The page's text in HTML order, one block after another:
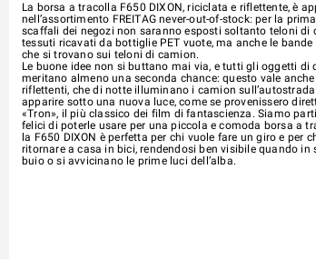
La borsa a tracolla F650 DIXON, riciclata e riflettente, è
nell’assortimento FREITAG never-out-of-stock: per la
scaffali dei negozi non saranno esposti soltanto teloni di
tessuti ricavati da bottiglie PET vuote, ma anche le
che si trovano sui teloni di camion.
Le buone idee non si buttano mai via, e tutti gli oggetti di
meritano almeno una seconda chance: questo vale
riflettenti, che di notte illuminano i camion
apparire sotto una nuova luce, come se provenissero
«Tron», il più classico dei film di fantascienza. Siamo
felici di poterle usare per una piccola e comoda borsa a
la F650 DIXON è perfetta per chi vuole fare un giro e per
ritornare a casa in bici, rendendosi ben visibile quando in
buio o si avvicinano le prime luci dell’alba.